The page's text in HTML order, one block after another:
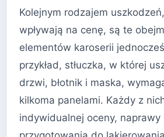
Kolejnym rodzajem
wpływają na cenę, są te
elementów karoserii
przykład, stłuczka, w której
drzwi, błotnik i maska,
kilkoma panelami. Każdy z
indywidualnej oceny, naprawy